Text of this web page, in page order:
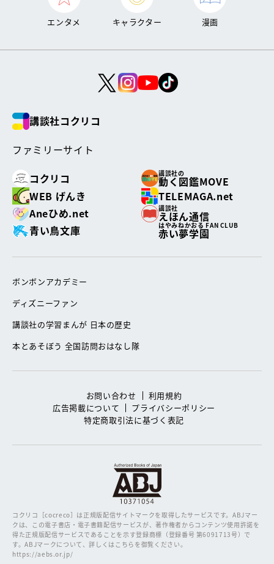
エンタメ キャラクター 漫画
講談社コクリコ
ファミリーサイト
コクリコ
講談社の
動く図鑑MOVE
WEB げんき
TELEMAGA.net
Aneひめ.net
講談社
えほん通信
青い鳥文庫
はやみねかおる FAN CLUB
赤い夢学園
ボンボンアカデミー
ディズニーファン
講談社の学習まんが 日本の歴史
本とあそぼう 全国訪問おはなし隊
お問い合わせ
利用規約
広告掲載について
プライバシーポリシー
特定商取引法に基づく表記
コクリコ［cocreco］は正規版配信サイトマークを取得したサービスです。ABJマー
クは、この電子書店・電子書籍配信サービスが、著作権者からコンテンツ使用許諾を
得た正規版配信サービスであることを示す登録商標（登録番号 第6091713号）で
す。ABJマークについて、詳しくはこちらを御覧ください。
https://aebs.or.jp/